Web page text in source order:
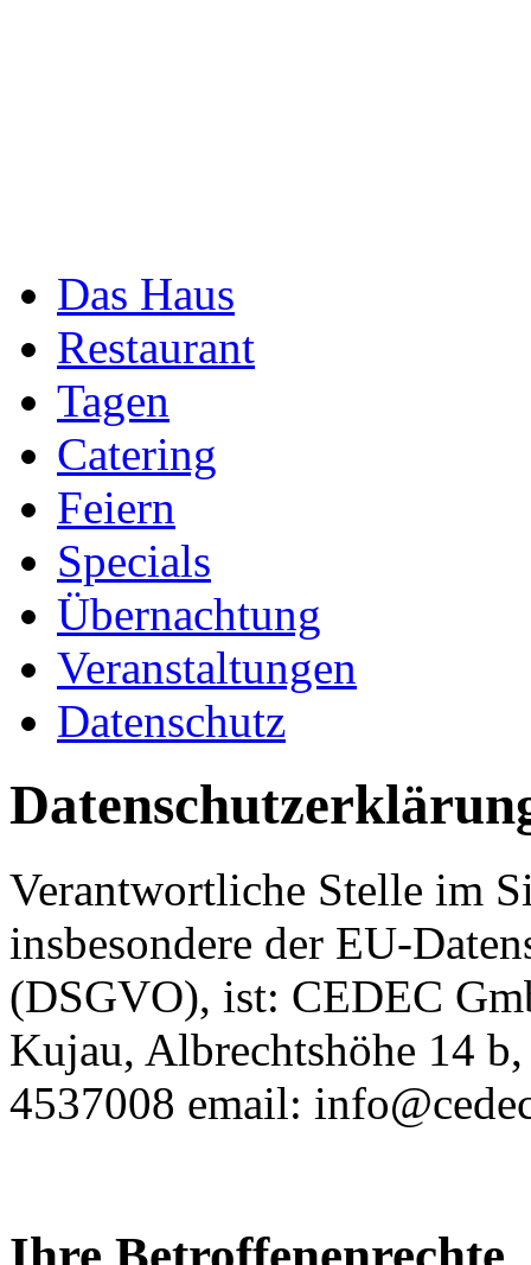
Das Haus
Restaurant
Tagen
Catering
Feiern
Specials
Übernachtung
Veranstaltungen
Datenschutz
Verantwortliche Stelle im
insbesondere der EU-
(DSGVO), ist: CEDEC
Kujau, Albrechtshöhe 14
4537008 email: